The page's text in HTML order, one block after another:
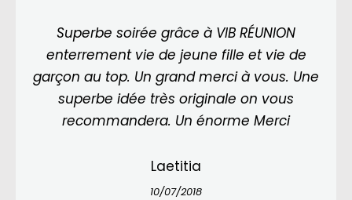
Superbe soirée grâce à VIB RÉUNION
enterrement vie de jeune fille et vie de
garçon au top. Un grand merci à vous. Une
superbe idée très originale on vous
recommandera. Un énorme Merci
Laetitia
10/07/2018